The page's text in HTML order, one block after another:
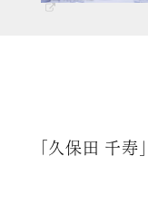
「久保田 千